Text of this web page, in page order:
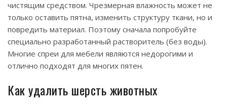
чистящим средством. Чрезмерная влажность может не
только оставить пятна, изменить структуру ткани, но и
повредить материал. Поэтому сначала попробуйте
специально разработанный растворитель (без воды).
Многие спреи для мебели являются недорогими и
отлично подходят для многих пятен.
Как удалить шерсть животных